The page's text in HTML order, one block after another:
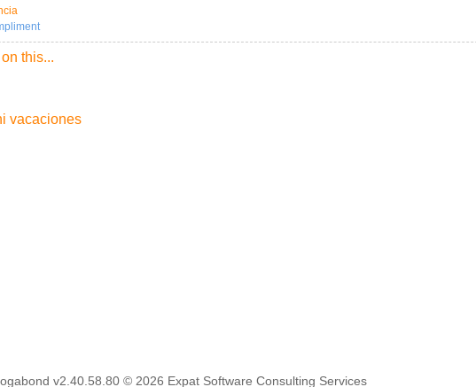
this...
vacaciones
v2.40.58.80 © 2026 Expat Software Consulting Services